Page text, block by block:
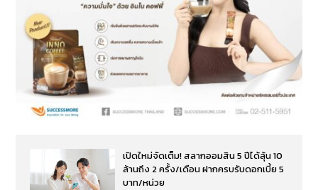
เปิดใหม่จัดเต็ม! สลากออมสิน 5 ปีได้ลุ้น 10
ล้านถึง 2 ครั้ง/เดือน ฝากครบรับดอกเบี้ย 5
บาท/หน่วย